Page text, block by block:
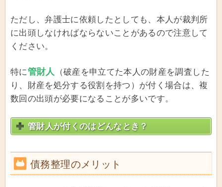
ただし、弁護士に依頼したとしても、本人が裁判所
に出頭しなければならないことがあるので注意して
ください。
特に管財人 （破産を申立てた本人の財産を調査した
り、財産を処分する役割を持つ）が付く場合は、複
数回の出頭が必要になることが多いです。
管財人が付くのはどんなとき？
債務整理のメリット